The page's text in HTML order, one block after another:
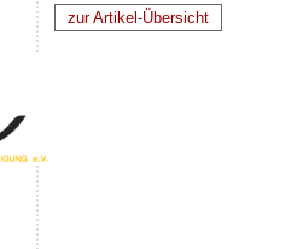
zur Artikel-Übersicht